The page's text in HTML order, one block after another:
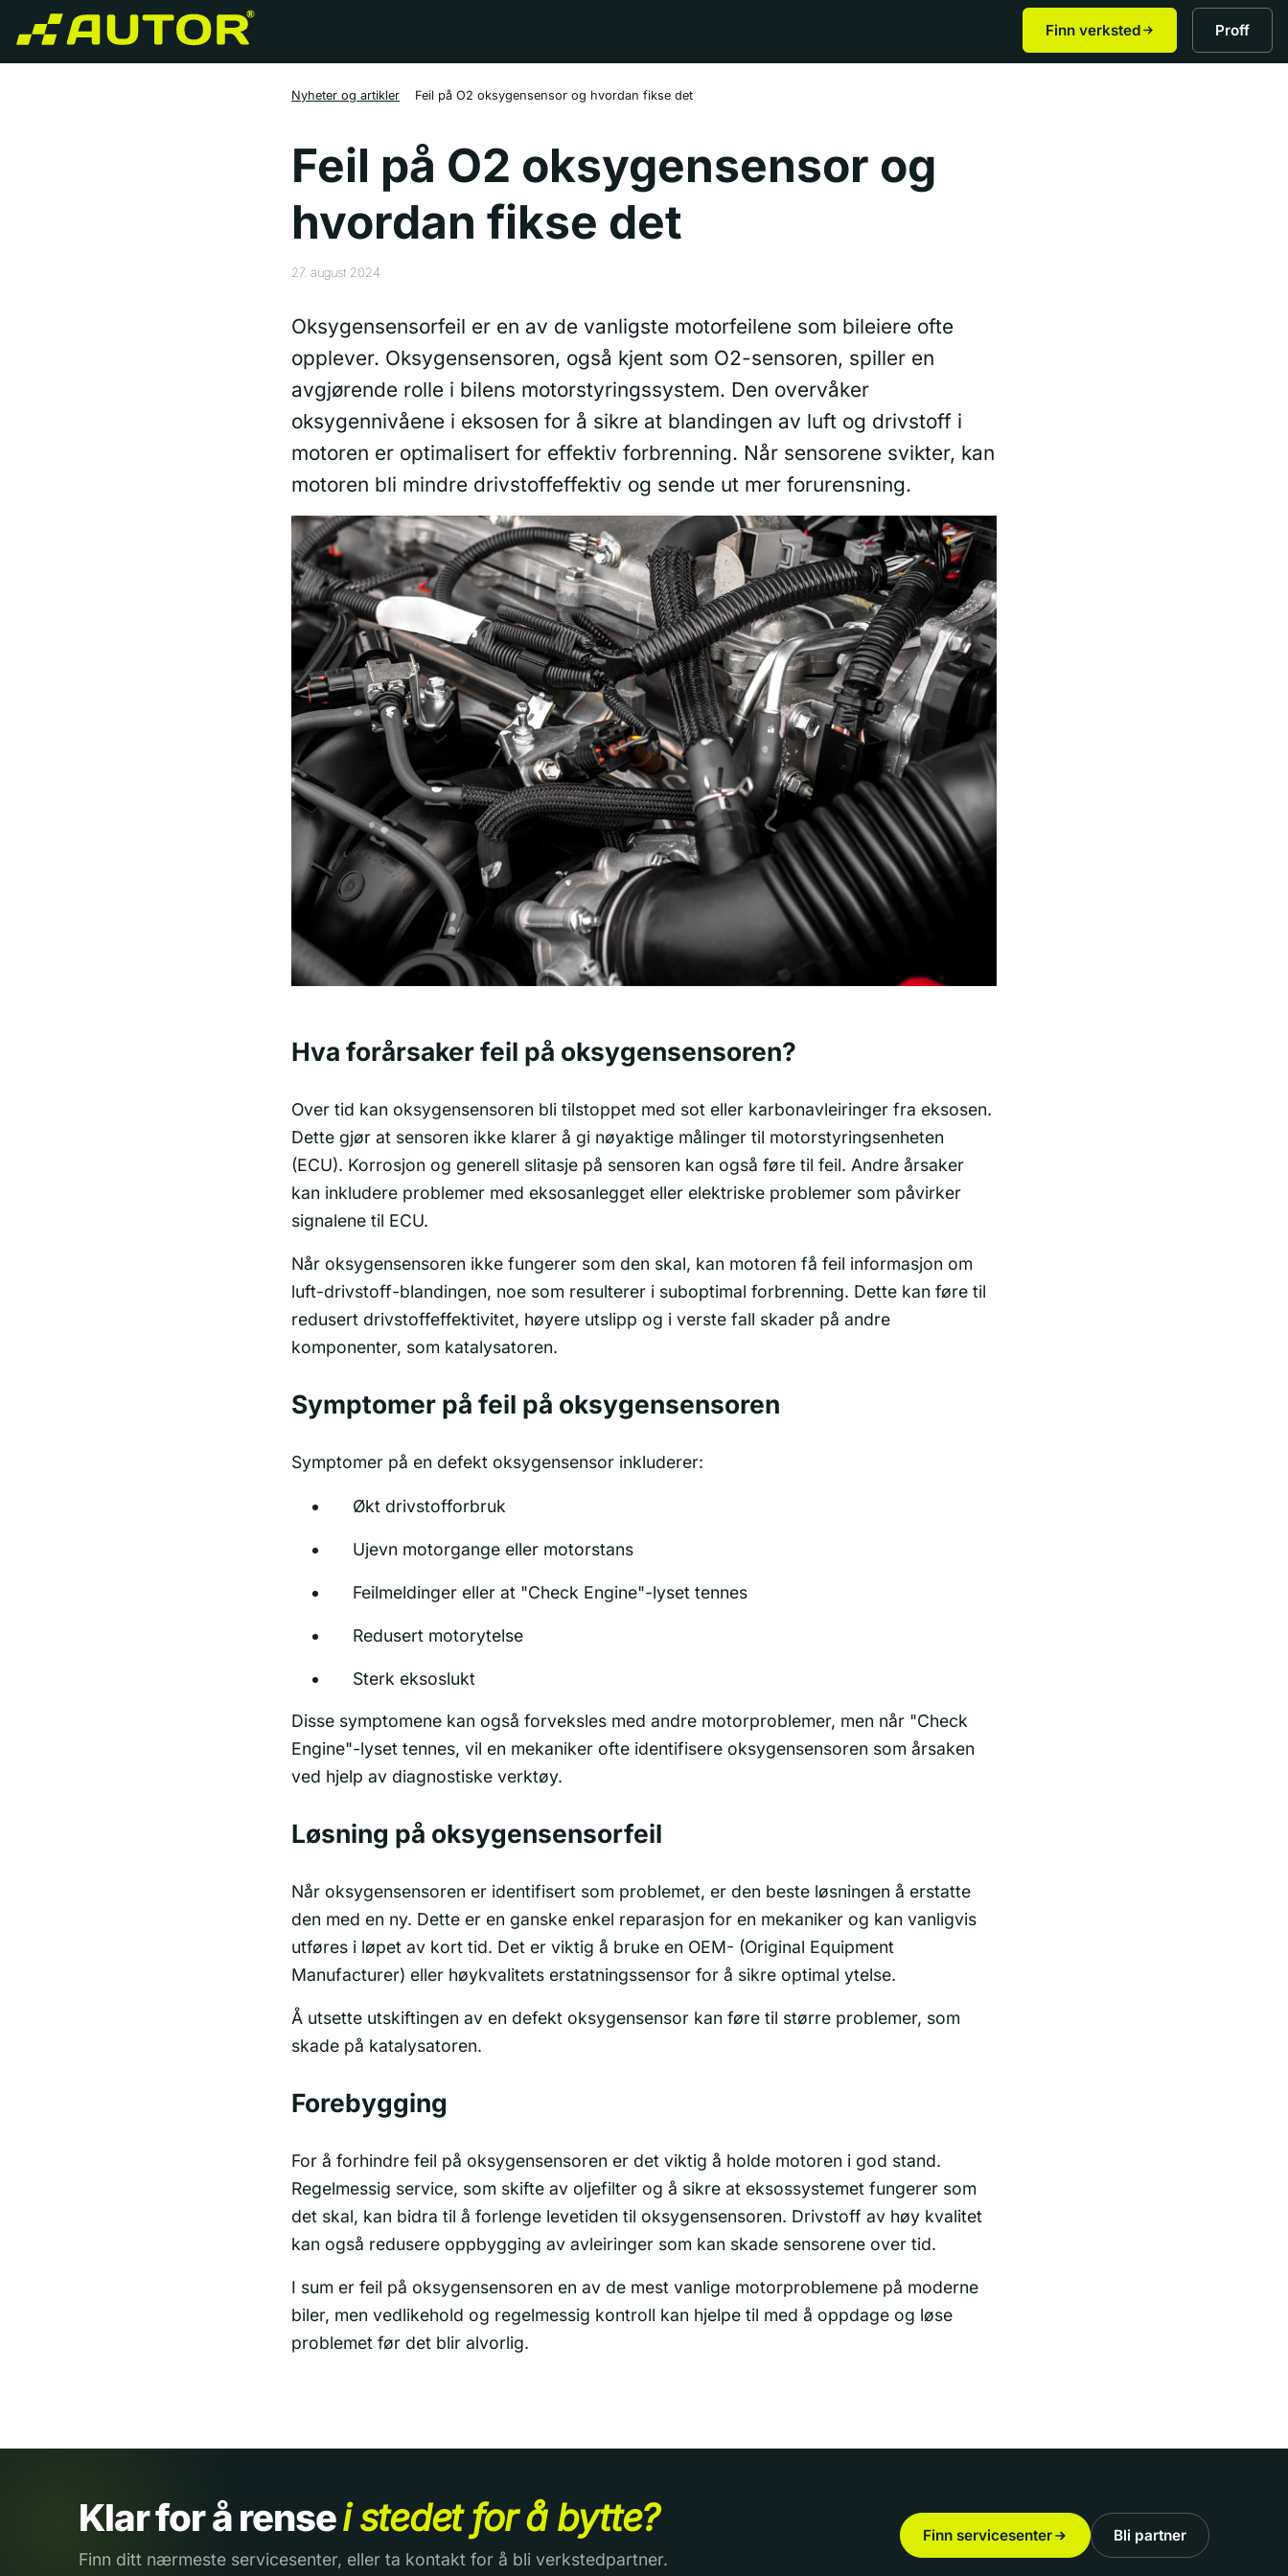
Finn verksted Proff
Nyheter og artikler Feil på O2 oksygensensor og hvordan fikse det
Feil på O2 oksygensensor og
hvordan fikse det
27. august 2024
Oksygensensorfeil er en av de vanligste motorfeilene som bileiere ofte
opplever. Oksygensensoren, også kjent som O2-sensoren, spiller en
avgjørende rolle i bilens motorstyringssystem. Den overvåker
oksygennivåene i eksosen for å sikre at blandingen av luft og drivstoff i
motoren er optimalisert for effektiv forbrenning. Når sensorene svikter, kan
motoren bli mindre drivstoffeffektiv og sende ut mer forurensning.
Hva forårsaker feil på oksygensensoren?
Over tid kan oksygensensoren bli tilstoppet med sot eller karbonavleiringer fra eksosen.
Dette gjør at sensoren ikke klarer å gi nøyaktige målinger til motorstyringsenheten
(ECU). Korrosjon og generell slitasje på sensoren kan også føre til feil. Andre årsaker
kan inkludere problemer med eksosanlegget eller elektriske problemer som påvirker
signalene til ECU.
Når oksygensensoren ikke fungerer som den skal, kan motoren få feil informasjon om
luft-drivstoff-blandingen, noe som resulterer i suboptimal forbrenning. Dette kan føre til
redusert drivstoffeffektivitet, høyere utslipp og i verste fall skader på andre
komponenter, som katalysatoren.
Symptomer på feil på oksygensensoren
Symptomer på en defekt oksygensensor inkluderer:
Økt drivstofforbruk
Ujevn motorgange eller motorstans
Feilmeldinger eller at "Check Engine"-lyset tennes
Redusert motorytelse
Sterk eksoslukt
Disse symptomene kan også forveksles med andre motorproblemer, men når "Check
Engine"-lyset tennes, vil en mekaniker ofte identifisere oksygensensoren som årsaken
ved hjelp av diagnostiske verktøy.
Løsning på oksygensensorfeil
Når oksygensensoren er identifisert som problemet, er den beste løsningen å erstatte
den med en ny. Dette er en ganske enkel reparasjon for en mekaniker og kan vanligvis
utføres i løpet av kort tid. Det er viktig å bruke en OEM- (Original Equipment
Manufacturer) eller høykvalitets erstatningssensor for å sikre optimal ytelse.
Å utsette utskiftingen av en defekt oksygensensor kan føre til større problemer, som
skade på katalysatoren.
Forebygging
For å forhindre feil på oksygensensoren er det viktig å holde motoren i god stand.
Regelmessig service, som skifte av oljefilter og å sikre at eksossystemet fungerer som
det skal, kan bidra til å forlenge levetiden til oksygensensoren. Drivstoff av høy kvalitet
kan også redusere oppbygging av avleiringer som kan skade sensorene over tid.
I sum er feil på oksygensensoren en av de mest vanlige motorproblemene på moderne
biler, men vedlikehold og regelmessig kontroll kan hjelpe til med å oppdage og løse
problemet før det blir alvorlig.
Klar for å rensei stedet for å bytte?
Finn ditt nærmeste servicesenter, eller ta kontakt for å bli verkstedpartner.
Finn servicesenter Bli partner